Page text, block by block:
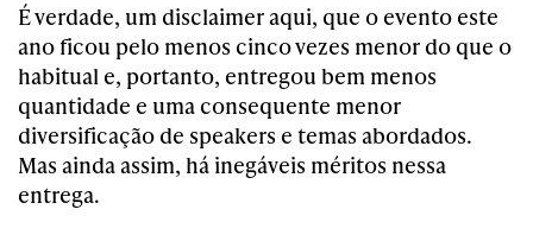
É verdade, um disclaimer aqui, que o evento este
ano ficou pelo menos cinco vezes menor do que o
habitual e, portanto, entregou bem menos
quantidade e uma consequente menor
diversificação de speakers e temas abordados.
Mas ainda assim, há inegáveis méritos nessa
entrega.